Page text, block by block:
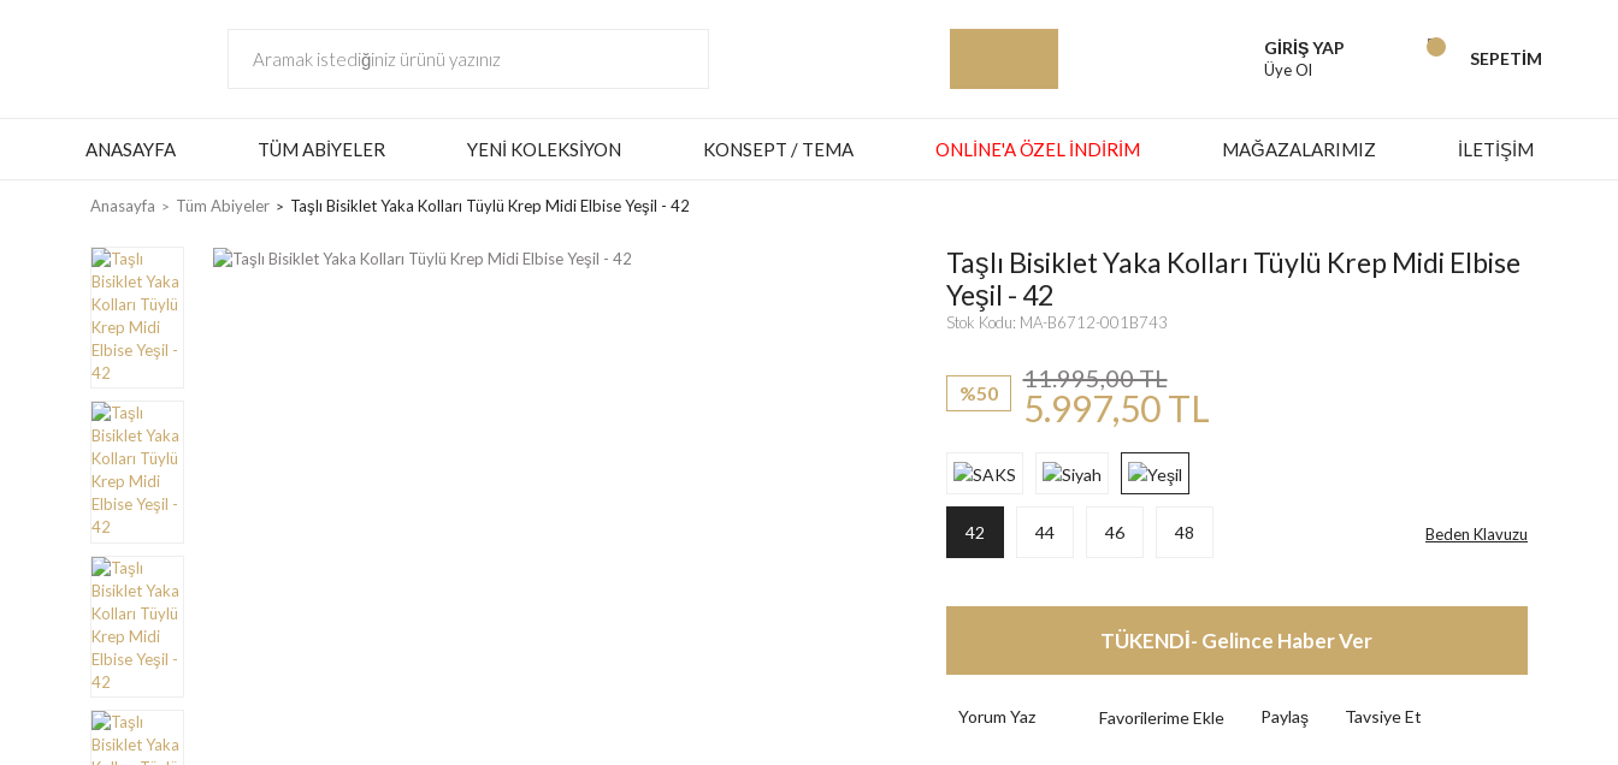
GİRİŞ YAP
Üye Ol
SEPETİM
ANASAYFA TÜM ABIYELER YENI KOLEKSIYON KONSEPT / TEMA ONLINE'A ÖZEL İNDIRIM MAĞAZALARIMIZ İLETİŞİM
Anasayfa Tüm Abiyeler Taşlı Bisiklet Yaka Kolları Tüylü Krep Midi Elbise Yeşil - 42
Taşlı Bisiklet Yaka Kolları Tüylü Krep Midi Elbise
Yeşil - 42
Stok Kodu: MA-B6712-001B743
%50
11.995,00 TL
5.997,50 TL
42 44 46 48 Beden Klavuzu
TÜKENDİ- Gelince Haber Ver
Yorum Yaz Paylaş Tavsiye Et